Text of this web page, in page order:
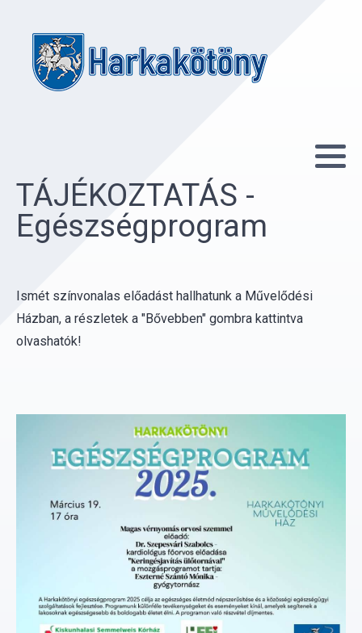
TÁJÉKOZTATÁS -
Egészségprogram
Ismét színvonalas előadást hallhatunk a Művelődési
Házban, a részletek a "Bővebben" gombra kattintva
olvashatók!